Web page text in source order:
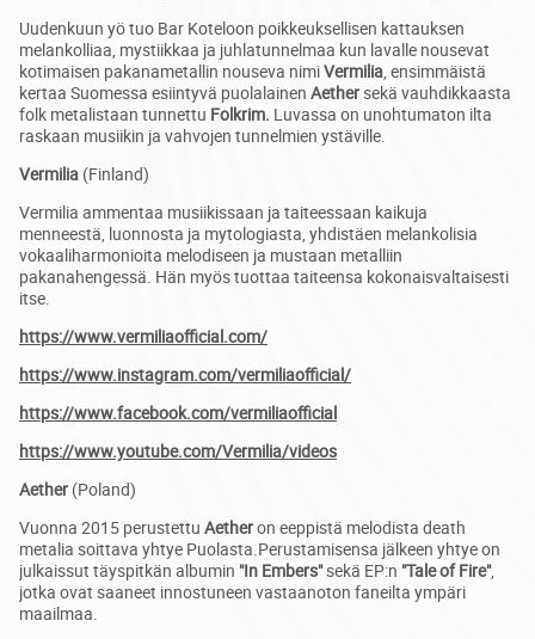
Uudenkuun yö tuo Bar Koteloon poikkeuksellisen kattauksen
melankolliaa, mystiikkaa ja juhlatunnelmaa kun lavalle nousevat
kotimaisen pakanametallin nouseva nimiVermilia, ensimmäistä
kertaa Suomessa esiintyvä puolalainen Aethersekä vauhdikkaasta
folk metalistaan tunnettu Folkrim. Luvassa on unohtumaton ilta
raskaan musiikin ja vahvojen tunnelmien ystäville.
Vermilia (Finland)
Vermilia ammentaa musiikissaan ja taiteessaan kaikuja
menneestä, luonnosta ja mytologiasta, yhdistäen melankolisia
vokaaliharmonioita melodiseen ja mustaan metalliin
pakanahengessä. Hän myös tuottaa taiteensa kokonaisvaltaisesti
itse.
https://www.vermiliaofficial.com/
https://www.instagram.com/vermiliaofficial/
https://www.facebook.com/vermiliaofficial
https://www.youtube.com/Vermilia/videos
Aether (Poland)
Vuonna 2015 perustettu Aetheron eeppistä melodista death
metalia soittava yhtye Puolasta.Perustamisensa jälkeen yhtye on
julkaissut täyspitkän albumin "In Embers"sekä EP:n "Tale of Fire",
jotka ovat saaneet innostuneen vastaanoton faneilta ympäri
maailmaa.